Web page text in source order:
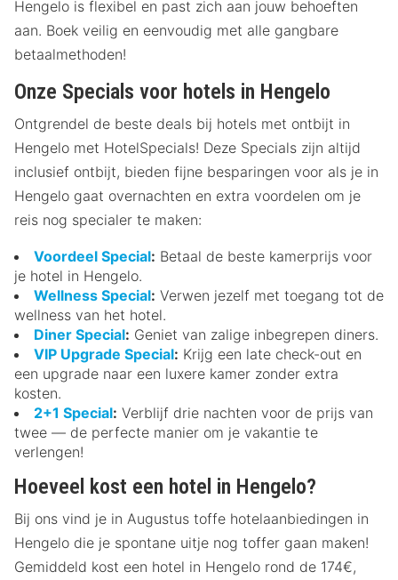
Hengelo is flexibel en past zich aan jouw behoeften
aan. Boek veilig en eenvoudig met alle gangbare
betaalmethoden!
Onze Specials voor hotels in Hengelo
Ontgrendel de beste deals bij hotels met ontbijt in
Hengelo met HotelSpecials! Deze Specials zijn altijd
inclusief ontbijt, bieden fijne besparingen voor als je in
Hengelo gaat overnachten en extra voordelen om je
reis nog specialer te maken:
Voordeel Special: Betaal de beste kamerprijs voor
je hotel in Hengelo.
Wellness Special: Verwen jezelf met toegang tot de
wellness van het hotel.
Diner Special: Geniet van zalige inbegrepen diners.
VIP Upgrade Special: Krijg een late check-out en
een upgrade naar een luxere kamer zonder extra
kosten.
2+1 Special: Verblijf drie nachten voor de prijs van
twee — de perfecte manier om je vakantie te
verlengen!
Hoeveel kost een hotel in Hengelo?
Bij ons vind je in Augustus toffe hotelaanbiedingen in
Hengelo die je spontane uitje nog toffer gaan maken!
Gemiddeld kost een hotel in Hengelo rond de 174€,